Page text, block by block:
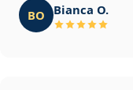
BO Bianca O.